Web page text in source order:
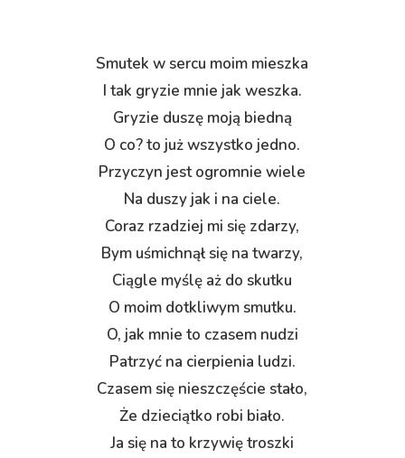
Smutek w sercu moim mieszka
I tak gryzie mnie jak weszka.
Gryzie duszę moją biedną
O co? to już wszystko jedno.
Przyczyn jest ogromnie wiele
Na duszy jak i na ciele.
Coraz rzadziej mi się zdarzy,
Bym uśmichnął się na twarzy,
Ciągle myślę aż do skutku
O moim dotkliwym smutku.
O, jak mnie to czasem nudzi
Patrzyć na cierpienia ludzi.
Czasem się nieszczęście stało,
Że dzieciątko robi biało.
Ja się na to krzywię troszki